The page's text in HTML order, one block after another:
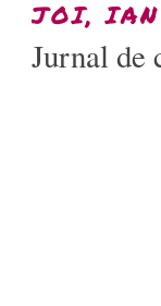
JOI,
Jurnal de